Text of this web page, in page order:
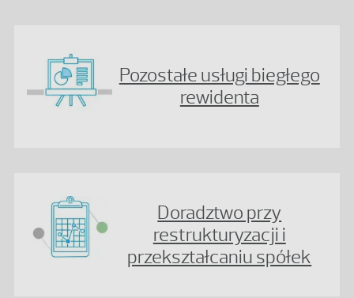
Pozostałe usługi biegłego
rewidenta
Doradztwo przy
restrukturyzacji i
przekształcaniu spółek